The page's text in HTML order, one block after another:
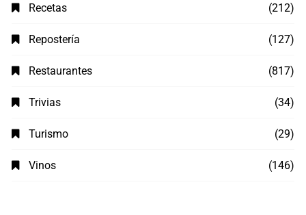
Recetas (212)
Repostería (127)
Restaurantes (817)
Trivias (34)
Turismo (29)
Vinos (146)